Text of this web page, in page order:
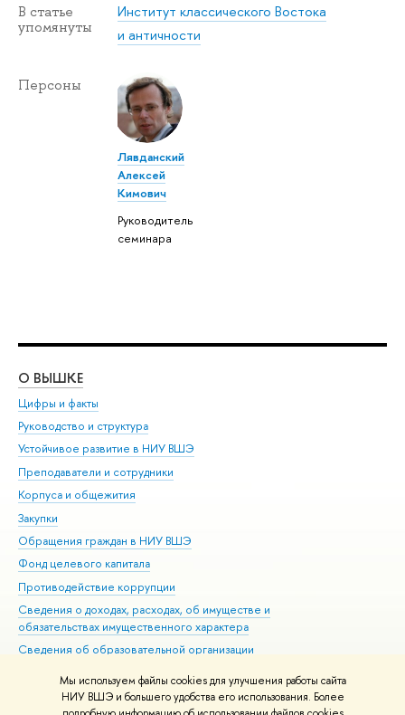
Мы используем файлы cookies для улучшения работы сайта
НИУ ВШЭ и большего удобства его использования. Более
В статье
упомянуты
Институт классического Востока
и античности
Персоны
Лявданский
Алексей
Кимович
Руководитель
семинара
О ВЫШКЕ
Цифры и факты
Руководство и структура
Устойчивое развитие в НИУ ВШЭ
Преподаватели и сотрудники
Корпуса и общежития
Закупки
Обращения граждан в НИУ ВШЭ
Фонд целевого капитала
Противодействие коррупции
Сведения о доходах, расходах, об имуществе и
обязательствах имущественного характера
Сведения об образовательной организации
Людям с ограниченными возможностями здоровья
Единая платежная страница